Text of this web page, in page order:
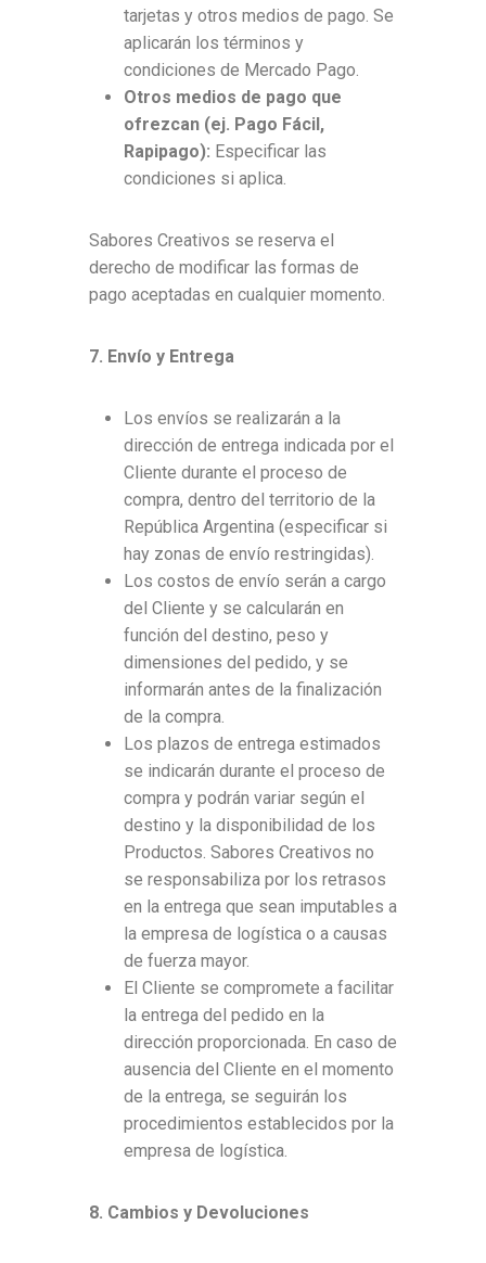
tarjetas y otros medios de pago. Se
aplicarán los términos y
condiciones de Mercado Pago.
Otros medios de pago que
ofrezcan (ej. Pago Fácil,
Rapipago): Especificar las
condiciones si aplica.
Sabores Creativos se reserva el
derecho de modificar las formas de
pago aceptadas en cualquier momento.
7. Envío y Entrega
Los envíos se realizarán a la
dirección de entrega indicada por el
Cliente durante el proceso de
compra, dentro del territorio de la
República Argentina (especificar si
hay zonas de envío restringidas).
Los costos de envío serán a cargo
del Cliente y se calcularán en
función del destino, peso y
dimensiones del pedido, y se
informarán antes de la finalización
de la compra.
Los plazos de entrega estimados
se indicarán durante el proceso de
compra y podrán variar según el
destino y la disponibilidad de los
Productos. Sabores Creativos no
se responsabiliza por los retrasos
en la entrega que sean imputables a
la empresa de logística o a causas
de fuerza mayor.
El Cliente se compromete a facilitar
la entrega del pedido en la
dirección proporcionada. En caso de
ausencia del Cliente en el momento
de la entrega, se seguirán los
procedimientos establecidos por la
empresa de logística.
8. Cambios y Devoluciones